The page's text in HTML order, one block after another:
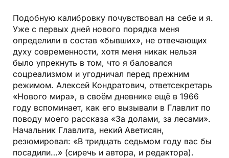
Подобную калибровку почувствовал на себе и я.
Уже с первых дней нового порядка меня
определили в состав «бывших», не отвечающих
духу современности, хотя меня никак нельзя
было упрекнуть в том, что я баловался
соцреализмом и угодничал перед прежним
режимом. Алексей Кондратович, ответсекретарь
«Нового мира», в своём дневнике ещё в 1966
году вспоминает, как его вызывали в Главлит по
поводу моего рассказа «За долами, за лесами».
Начальник Главлита, некий Аветисян,
резюмировал: «В тридцать седьмом году вас бы
посадили…» (сиречь и автора, и редактора).